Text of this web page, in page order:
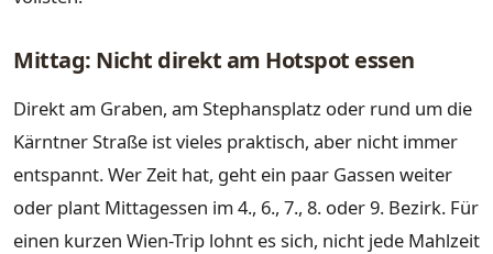
Mittag: Nicht direkt am Hotspot essen
Direkt am Graben, am Stephansplatz oder rund um die
Kärntner Straße ist vieles praktisch, aber nicht immer
entspannt. Wer Zeit hat, geht ein paar Gassen weiter
oder plant Mittagessen im 4., 6., 7., 8. oder 9. Bezirk. Für
einen kurzen Wien-Trip lohnt es sich, nicht jede Mahlzeit